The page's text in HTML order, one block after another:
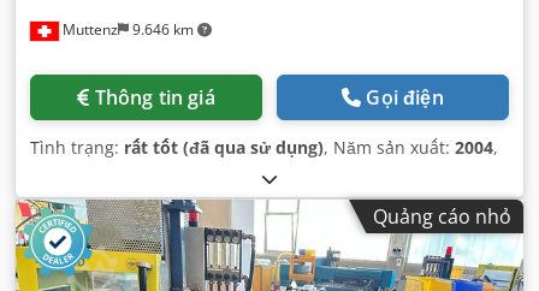
Muttenz 9.646 km
Thông tin giá Gọi điện
Tình trạng: rất tốt (đã qua sử dụng), Năm sản xuất: 2004,
Quảng cáo nhỏ